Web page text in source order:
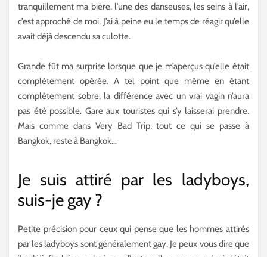
tranquillement ma bière, l’une des danseuses, les seins à l’air,
c’est approché de moi. J’ai à peine eu le temps de réagir qu’elle
avait déjà descendu sa culotte.
Grande fût ma surprise lorsque que je m’aperçus qu’elle était
complètement opérée. A tel point que même en étant
complètement sobre, la différence avec un vrai vagin n’aura
pas été possible. Gare aux touristes qui s’y laisserai prendre.
Mais comme dans Very Bad Trip, tout ce qui se passe à
Bangkok, reste à Bangkok…
Je suis attiré par les ladyboys,
suis-je gay ?
Petite précision pour ceux qui pense que les hommes attirés
par les ladyboys sont généralement gay. Je peux vous dire que